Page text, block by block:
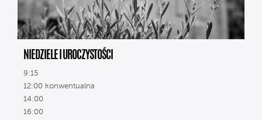
NIEDZIELE I UROCZYSTOŚCI
9:15
12:00 konwentualna
14:00
16:00